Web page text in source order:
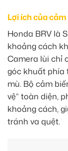
Lợi ích của
Honda BRV là
khoảng cách
Camera lùi chỉ
góc khuất phía
mù. Bộ cảm
vệ” toàn diện,
khoảng cách,
tránh va quệt.